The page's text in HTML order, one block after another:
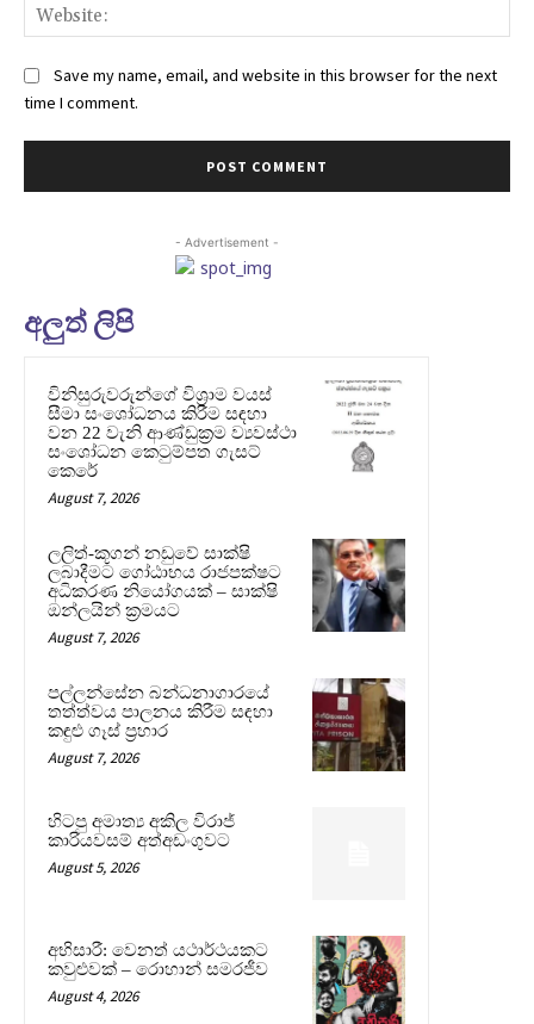
Save my name, email, and website in this browser for the next
time I comment.
- Advertisement -
අලුත් ලිපි
විනිසුරුවරුන්ගේ විශ්‍රාම වයස්
සීමා සංශෝධනය කිරීම සඳහා
වන 22 වැනි ආණ්ඩුක්‍රම ව්‍යවස්ථා
සංශෝධන කෙටුම්පත ගැසට්
කෙරේ
August 7, 2026
ලලිත්-කූගන් නඩුවේ සාක්ෂි
ලබාදීමට ගෝඨාභය රාජපක්ෂට
අධිකරණ නියෝගයක් – සාක්ෂි
ඔන්ලයින් ක්‍රමයට
August 7, 2026
පල්ලන්සේන බන්ධනාගාරයේ
තත්ත්වය පාලනය කිරීම සඳහා
කඳුළු ගෑස් ප්‍රහාර
August 7, 2026
හිටපු අමාත්‍ය අකිල විරාජ්
කාරියවසම් අත්අඩංගුවට
August 5, 2026
අභිසාරී: වෙනත් යථාර්ථයකට
කවුළුවක් – රොහාන් සමරජීව
August 4, 2026